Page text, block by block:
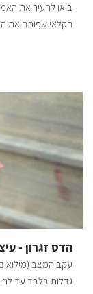
בואו להעיר את
חקלאי שפותח את
אנחנו מזמינים
לעולם של יצירה
ראשונה שאתם
רחב של סדנאות
יצירה אותנטית
שם נאסף יחד
בשטח. פיסול
שיש. מגע ישיר,
את סוד התבניות,
שמנציחה את
בתלת-ממד". יצירת
מאמינים שחוויה
איתנו ולהתאים את
ורומנטיות. ימי
הדס זגרון -
עקב המצב